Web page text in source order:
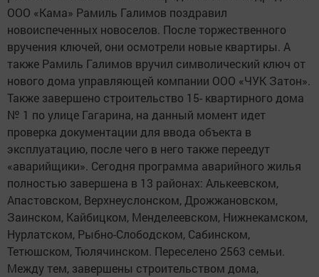
ООО «Кама» Рамиль Галимов поздравил
новоиспеченных новоселов. После торжественного
вручения ключей, они осмотрели новые квартиры. А
также Рамиль Галимов вручил символический ключ от
нового дома управляющей компании ООО «ЧУК Затон».
Также завершено строительство 15- квартирного дома
№ 1 по улице Гагарина, на данный момент идет
проверка документации для ввода объекта в
эксплуатацию, после чего в него также переедут
«аварийщики». Сегодня программа аварийного жилья
полностью завершена в 13 районах: Алькеевском,
Апастовском, Верхнеуслонском, Дрожжановском,
Заинском, Кайбицком, Менделеевском, Нижнекамском,
Нурлатском, Рыбно-Слободском, Сабинском,
Тетюшском, Тюлячинском. Переселено 2563 семьи.
Между тем, завершены строительством дома,